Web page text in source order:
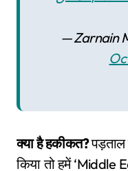
— Zarnain
क्या है हकीकत?पड़ताल
किया तो हमें ‘Middle